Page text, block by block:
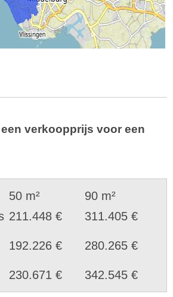
verkoopprijs voor een
50 m²
90 m²
211.448 €
311.405 €
192.226 € 280.265 €
230.671 € 342.545 €